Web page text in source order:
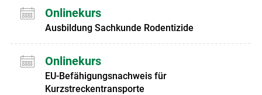
Onlinekurs
Ausbildung Sachkunde Rodentizide
Onlinekurs
EU-Befähigungsnachweis für
Kurzstreckentransporte